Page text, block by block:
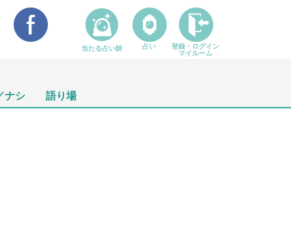
ナシ 語り場
当たる占い師 占い
登録・ログイン
マイルーム